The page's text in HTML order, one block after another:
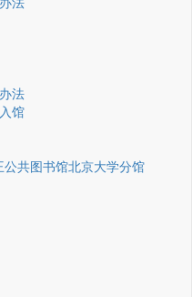
法
馆
公共图书馆北京大学分馆